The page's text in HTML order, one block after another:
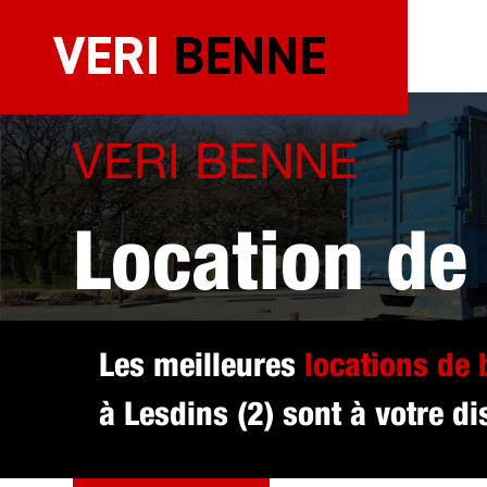
contenu
VERI BENNE
Location de
Les meilleures locations de
à Lesdins (2) sont à votre